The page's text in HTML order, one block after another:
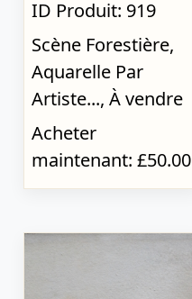
ID Produit: 919
Scène Forestière,
Aquarelle Par
Artiste..., À vendre
Acheter
maintenant: £50.00